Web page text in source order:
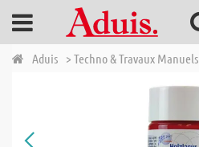
Aduis > Techno & Travaux Manuels